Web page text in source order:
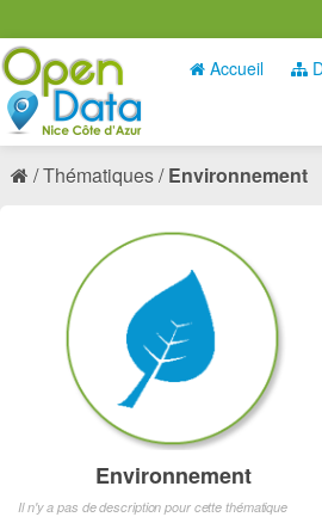
Accueil
Thématiques Environnement
Environnement
Il n'y a pas de description pour cette thématique